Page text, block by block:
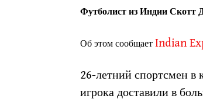
Футболист из Индии Скотт
Об этом сообщает Indian
26-летний спортсмен в
игрока доставили в